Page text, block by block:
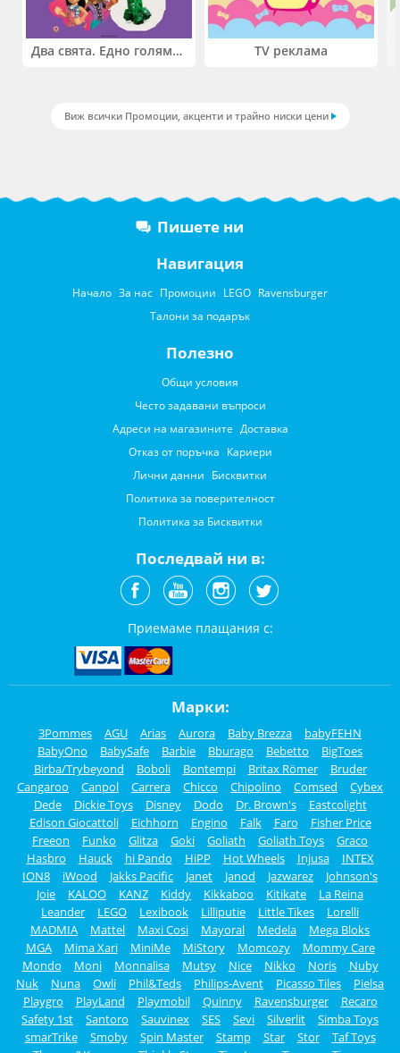
Два свята. Едно голямо приключение. Купи 2 продукта LEGO® Friends и/или LEGO® Minecraft и вземи -27% TV реклама
Виж всички Промоции, акценти и трайно ниски цени
Пишете ни
Навигация
Начало За нас Промоции LEGO Ravensburger
Талони за подарък
Полезно
Общи условия
Често задавани въпроси
Адреси на магазините Доставка
Отказ от поръчка Кариери
Лични данни Бисквитки
Политика за поверителност
Политика за Бисквитки
Последвай ни в:
Приемаме плащания с:
Марки:
3Pommes AGU Arias Aurora Baby Brezza
babyFEHN
BabyOno
BabySafe Barbie Bburago Bebetto
BigToes
Birba/Trybeyond
Boboli Bontempi Britax Römer
Bruder
Cangaroo
Canpol Carrera Chicco Chipolino Comsed
Cybex
Dede
Dickie Toys Disney Dodo Dr. Brown's
Eastcolight
Edison Giocattoli
Eichhorn Engino Falk Faro
Fisher Price
Freeon
Funko Glitza Goki Goliath Goliath Toys
Graco
Hasbro
Hauck hi Pando HiPP Hot Wheels Injusa
INTEX
ION8
iWood Jakks Pacific Janet Janod Jazwarez
Johnson's
Joie
KALOO KANZ Kiddy Kikkaboo Kitikate
La Reina
Leander
LEGO Lexibook Lilliputie Little Tikes
Lorelli
MADMIA
Mattel Maxi Cosi Mayoral Medela
Mega Bloks
MGA
Mima Xari MiniMe MiStory Momcozy
Mommy Care
Mondo
Moni Monnalisa Mutsy Nice Nikko Noris
Nuby
Nuk
Nuna Owli Phil&Teds Philips-Avent Picasso Tiles
Pielsa
Playgro
PlayLand Playmobil Quinny Ravensburger
Recaro
Safety 1st
Santoro Sauvinex SES Sevi Silverlit
Simba Toys
smarTrike
Smoby Spin Master Stamp Star Stor
Taf Toys